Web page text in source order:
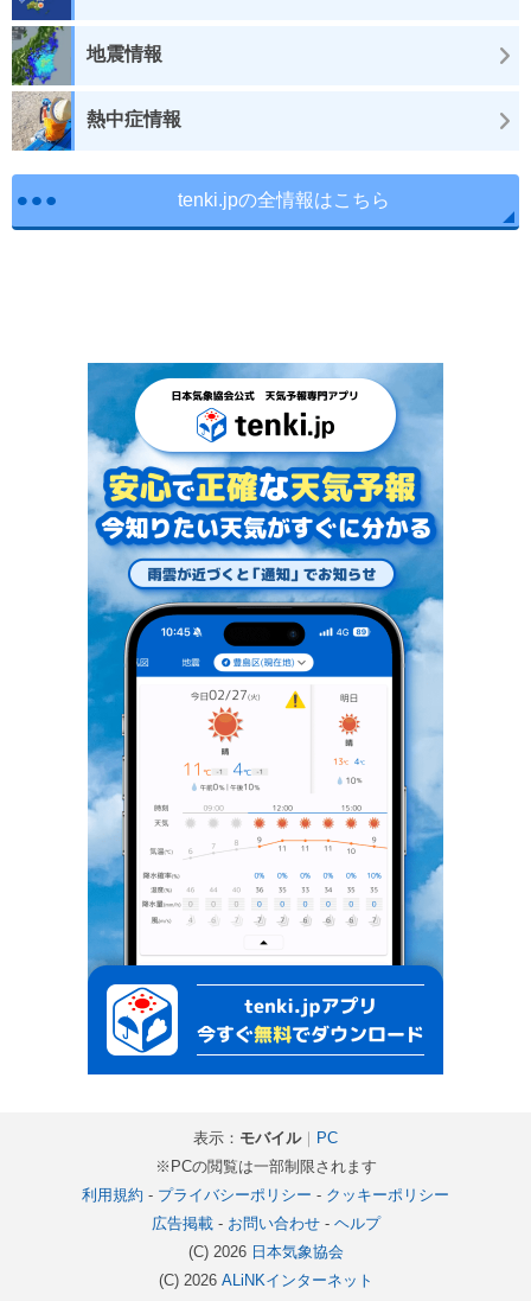
地震情報
熱中症情報
tenki.jpの全情報はこちら
表示： モバイル｜
PC
※PCの閲覧は一部制限されます
利用規約 - プライバシーポリシー - クッキーポリシー
広告掲載- お問い合わせ- ヘルプ
(C) 2026 日本気象協会
(C) 2026 ALiNKインターネット